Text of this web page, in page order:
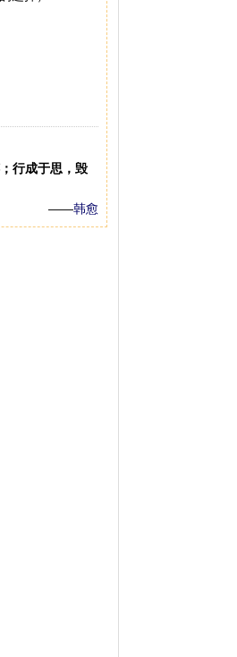
行成于思，毁
——韩愈